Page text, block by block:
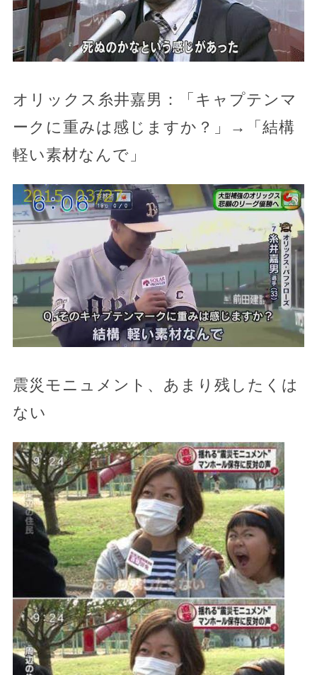
オリックス糸井嘉男：「キャプテンマ
ークに重みは感じますか？」→「結構
軽い素材なんで」
震災モニュメント、あまり残したくは
ない